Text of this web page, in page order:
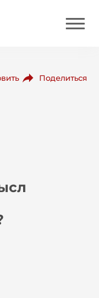
Поделиться